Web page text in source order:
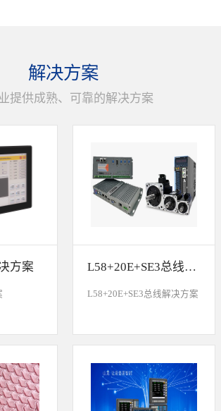
解决方案
提供成熟、可靠的解决方案
方案 L58+20E+SE3总线解决方案
L58+20E+SE3总线解决方案